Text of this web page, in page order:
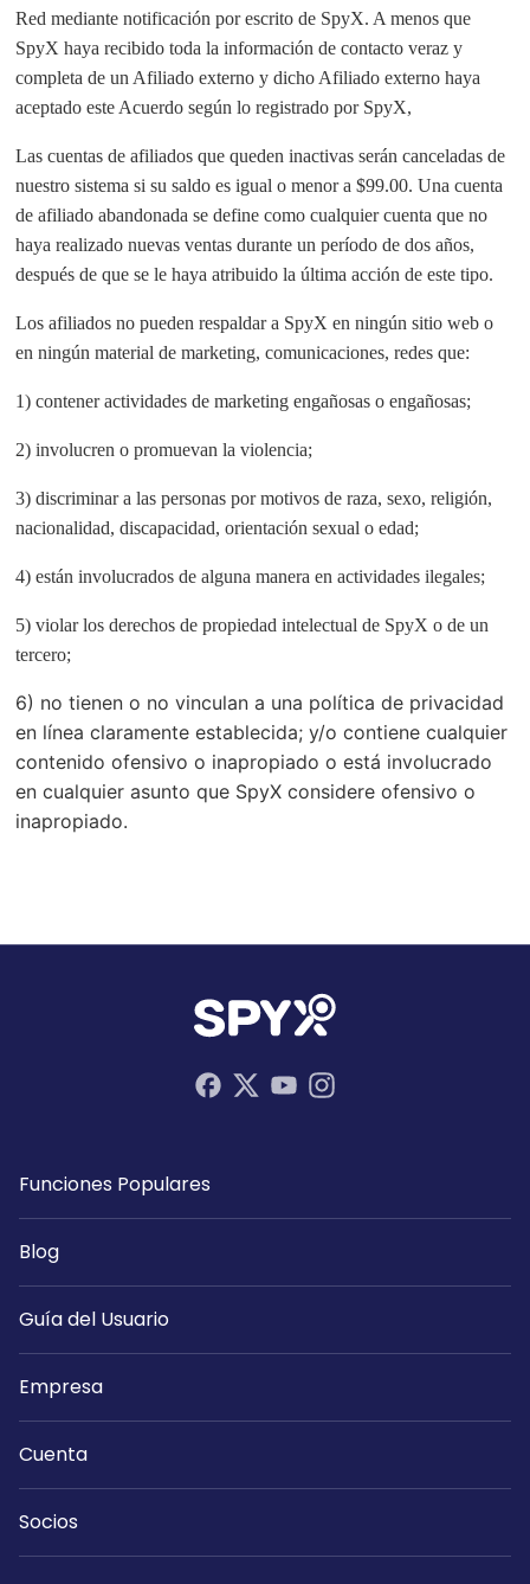
Red mediante notificación por escrito de SpyX. A menos que
SpyX haya recibido toda la información de contacto veraz y
completa de un Afiliado externo y dicho Afiliado externo haya
aceptado este Acuerdo según lo registrado por SpyX,
Las cuentas de afiliados que queden inactivas serán canceladas de
nuestro sistema si su saldo es igual o menor a $99.00. Una cuenta
de afiliado abandonada se define como cualquier cuenta que no
haya realizado nuevas ventas durante un período de dos años,
después de que se le haya atribuido la última acción de este tipo.
Los afiliados no pueden respaldar a SpyX en ningún sitio web o
en ningún material de marketing, comunicaciones, redes que:
1) contener actividades de marketing engañosas o engañosas;
2) involucren o promuevan la violencia;
3) discriminar a las personas por motivos de raza, sexo, religión,
nacionalidad, discapacidad, orientación sexual o edad;
4) están involucrados de alguna manera en actividades ilegales;
5) violar los derechos de propiedad intelectual de SpyX o de un
tercero;
6) no tienen o no vinculan a una política de privacidad
en línea claramente establecida; y/o contiene cualquier
contenido ofensivo o inapropiado o está involucrado
en cualquier asunto que SpyX considere ofensivo o
inapropiado.
Funciones Populares
Blog
Guía del Usuario
Empresa
Cuenta
Socios